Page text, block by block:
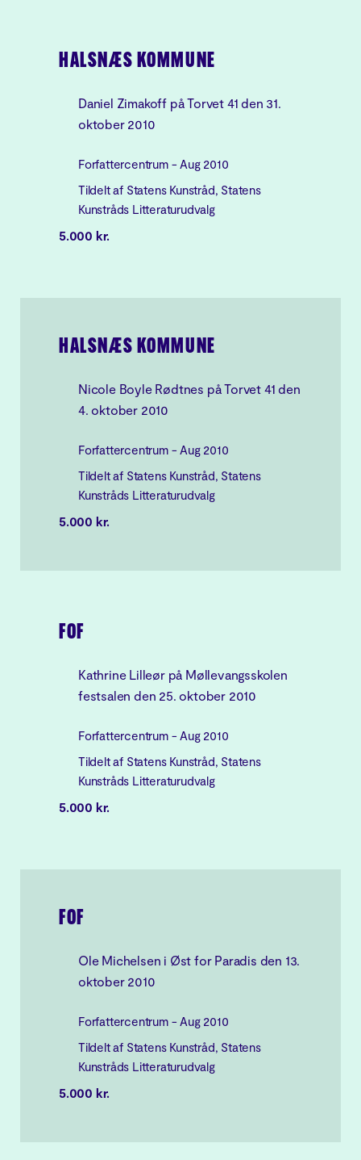
HALSNÆS KOMMUNE
Daniel Zimakoff på Torvet 41 den 31.
oktober 2010
Forfattercentrum - Aug 2010
Tildelt af Statens Kunstråd, Statens
Kunstråds Litteraturudvalg
5.000 kr.
HALSNÆS KOMMUNE
Nicole Boyle Rødtnes på Torvet 41 den
4. oktober 2010
Forfattercentrum - Aug 2010
Tildelt af Statens Kunstråd, Statens
Kunstråds Litteraturudvalg
5.000 kr.
FOF
Kathrine Lilleør på Møllevangsskolen
festsalen den 25. oktober 2010
Forfattercentrum - Aug 2010
Tildelt af Statens Kunstråd, Statens
Kunstråds Litteraturudvalg
5.000 kr.
FOF
Ole Michelsen i Øst for Paradis den 13.
oktober 2010
Forfattercentrum - Aug 2010
Tildelt af Statens Kunstråd, Statens
Kunstråds Litteraturudvalg
5.000 kr.